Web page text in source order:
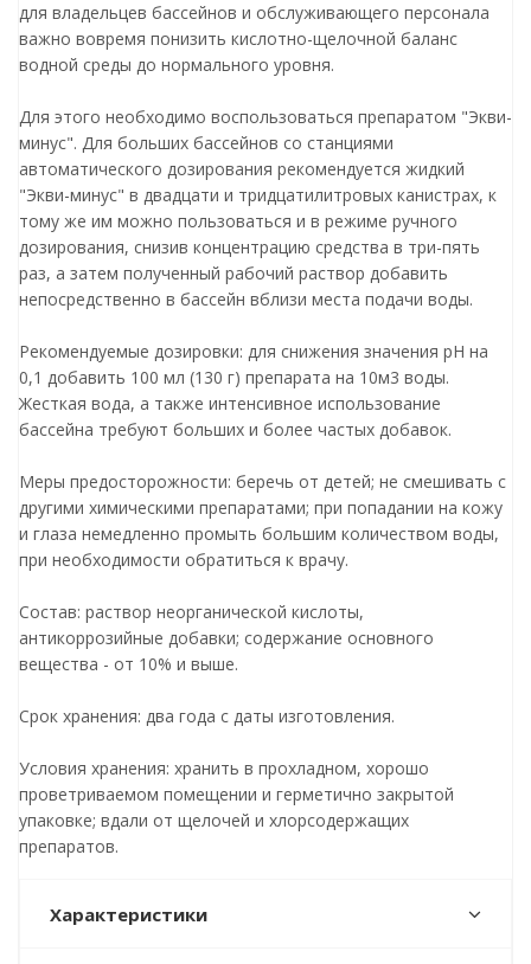
для владельцев бассейнов и обслуживающего персонала
важно вовремя понизить кислотно-щелочной баланс
водной среды до нормального уровня.
Для этого необходимо воспользоваться препаратом "Экви-
минус". Для больших бассейнов со станциями
автоматического дозирования рекомендуется жидкий
"Экви-минус" в двадцати и тридцатилитровых канистрах, к
тому же им можно пользоваться и в режиме ручного
дозирования, снизив концентрацию средства в три-пять
раз, а затем полученный рабочий раствор добавить
непосредственно в бассейн вблизи места подачи воды.
Рекомендуемые дозировки: для снижения значения рН на
0,1 добавить 100 мл (130 г) препарата на 10м3 воды.
Жесткая вода, а также интенсивное использование
бассейна требуют больших и более частых добавок.
Меры предосторожности: беречь от детей; не смешивать с
другими химическими препаратами; при попадании на кожу
и глаза немедленно промыть большим количеством воды,
при необходимости обратиться к врачу.
Состав: раствор неорганической кислоты,
антикоррозийные добавки; содержание основного
вещества - от 10% и выше.
Срок хранения: два года с даты изготовления.
Условия хранения: хранить в прохладном, хорошо
проветриваемом помещении и герметично закрытой
упаковке; вдали от щелочей и хлорсодержащих
препаратов.
Характеристики